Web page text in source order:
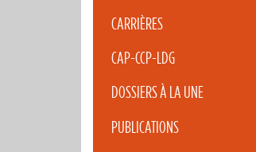
CARRIÈRES
CAP-CCP-LDG
DOSSIERS À LA UNE
PUBLICATIONS